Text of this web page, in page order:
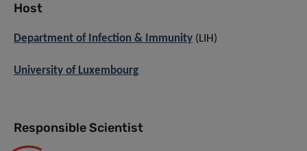
Host
Department of Infection & Immunity (LIH)
University of Luxembourg
Responsible Scientist